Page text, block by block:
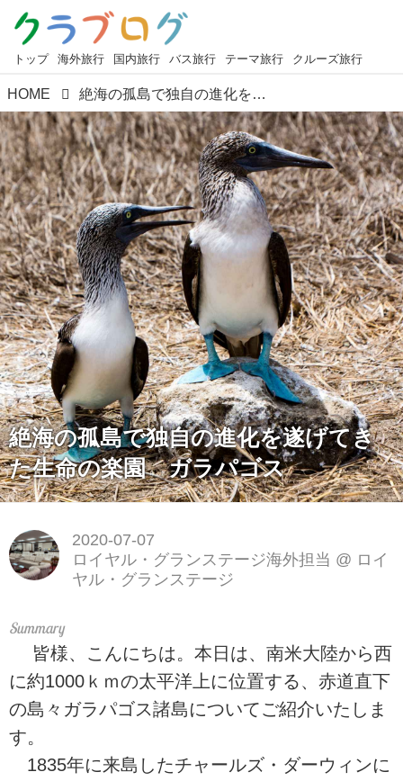
トップ 海外旅行 国内旅行 バス旅行 テーマ旅行 クルーズ旅行
HOME 絶海の孤島で独自の進化を遂げてきた生命の楽園 ガラパゴス
絶海の孤島で独自の進化を遂げてき
た生命の楽園 ガラパゴス
2020-07-07
ロイヤル・グランステージ海外担当 @ ロイ
ヤル・グランステージ
皆様、こんにちは。本日は、南米大陸から西
に約1000ｋｍの太平洋上に位置する、赤道直下
の島々ガラパゴス諸島についてご紹介いたしま
す。
1835年に来島したチャールズ・ダーウィンに